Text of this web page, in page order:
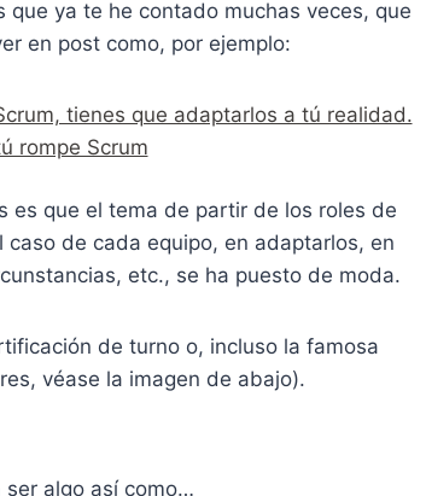
ya te he contado muchas veces, que
en post como, por ejemplo:
tienes que adaptarlos a tú realidad.
rompe Scrum
es que el tema de partir de los roles de
caso de cada equipo, en adaptarlos, en
etc., se ha puesto de moda.
de turno o, incluso la famosa
véase la imagen de abajo).
ser algo así como…